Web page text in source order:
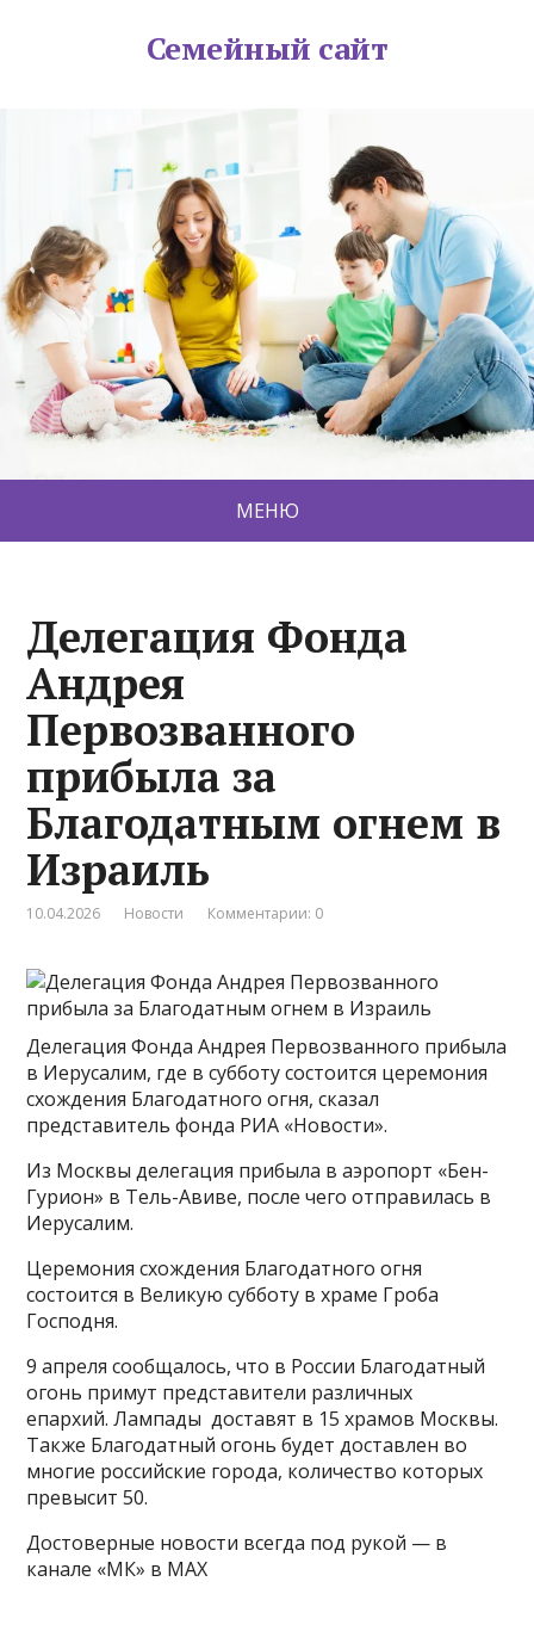
Семейный сайт
МЕНЮ
Делегация Фонда
Андрея
Первозванного
прибыла за
Благодатным огнем в
Израиль
10.04.2026 Новости Комментарии: 0
Делегация Фонда Андрея Первозванного прибыла
в Иерусалим, где в субботу состоится церемония
схождения Благодатного огня, сказал
представитель фонда РИА «Новости».
Из Москвы делегация прибыла в аэропорт «Бен-
Гурион» в Тель-Авиве, после чего отправилась в
Иерусалим.
Церемония схождения Благодатного огня
состоится в Великую субботу в храме Гроба
Господня.
9 апреля сообщалось, что в России Благодатный
огонь примут представители различных
епархий. Лампады доставят в 15 храмов Москвы.
Также Благодатный огонь будет доставлен во
многие российские города, количество которых
превысит 50.
Достоверные новости всегда под рукой — в
канале «МК» в MAX